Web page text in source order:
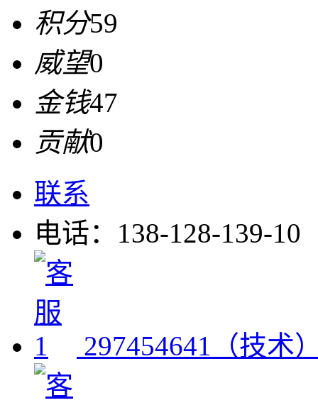
积分59
威望0
金钱47
贡献0
联系
电话：138-128-139-10
297454641（技术